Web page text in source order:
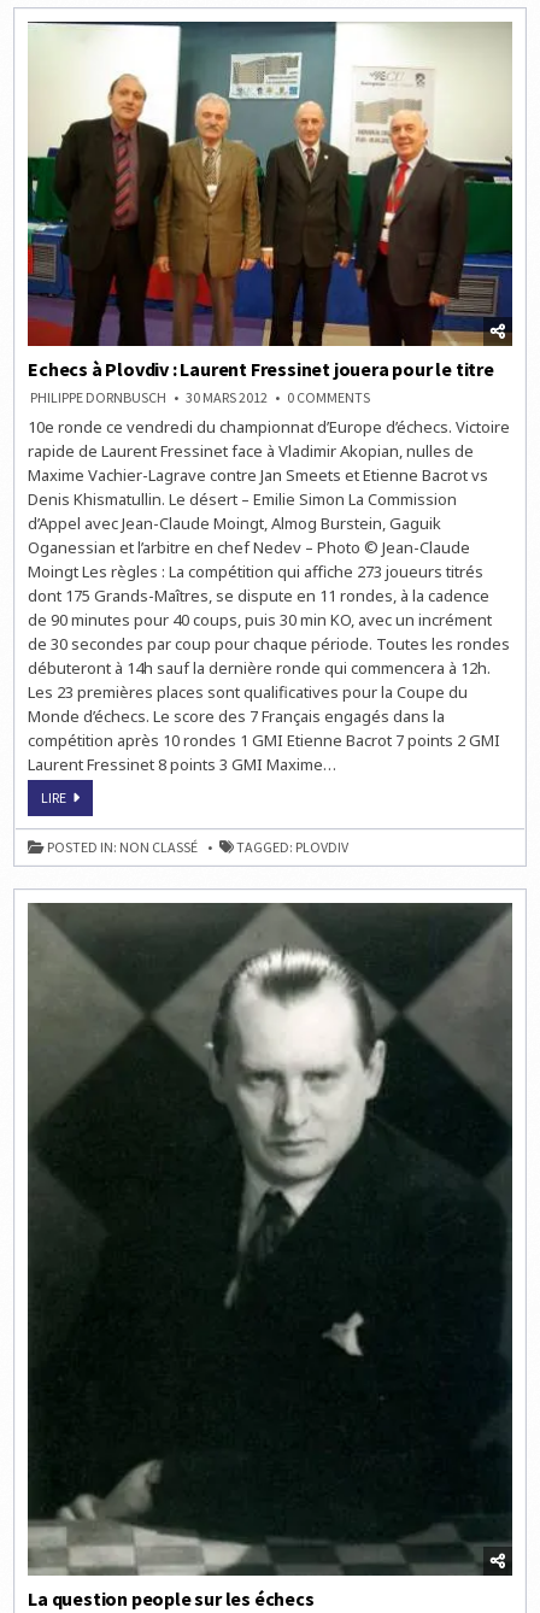
–
Echecs à Plovdiv : Laurent Fressinet jouera pour le titre
PHILIPPE DORNBUSCH 30 MARS 2012 0 COMMENTSON
À
:
LAURENT
FRESSINET
JOUERA
LE
TITRE
10e ronde ce vendredi du championnat d’Europe d’échecs. Victoire
rapide de Laurent Fressinet face à Vladimir Akopian, nulles de
Maxime Vachier-Lagrave contre Jan Smeets et Etienne Bacrot vs
Denis Khismatullin. Le désert – Emilie Simon La Commission
d’Appel avec Jean-Claude Moingt, Almog Burstein, Gaguik
Oganessian et l’arbitre en chef Nedev – Photo © Jean-Claude
Moingt Les règles : La compétition qui affiche 273 joueurs titrés
dont 175 Grands-Maîtres, se dispute en 11 rondes, à la cadence
de 90 minutes pour 40 coups, puis 30 min KO, avec un incrément
de 30 secondes par coup pour chaque période. Toutes les rondes
débuteront à 14h sauf la dernière ronde qui commencera à 12h.
Les 23 premières places sont qualificatives pour la Coupe du
Monde d’échecs. Le score des 7 Français engagés dans la
compétition après 10 rondes 1 GMI Etienne Bacrot 7 points 2 GMI
Laurent Fressinet 8 points 3 GMI Maxime…
LIREECHECS
PLOVDIV
:
LAURENT
FRESSINET
POSTED IN: NON CLASSÉ TAGGED: PLOVDIV
La question people sur les échecs